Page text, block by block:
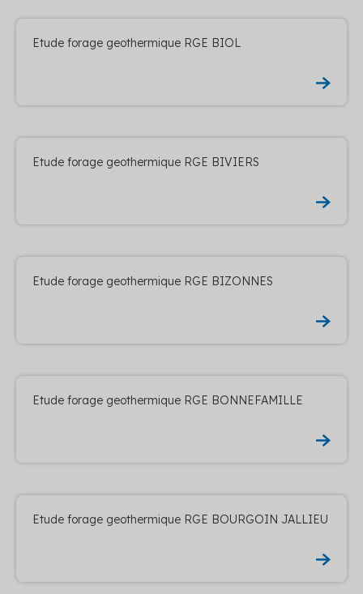
Etude forage geothermique RGE BIOL
Etude forage geothermique RGE BIVIERS
Etude forage geothermique RGE BIZONNES
Etude forage geothermique RGE BONNEFAMILLE
Etude forage geothermique RGE BOURGOIN JALLIEU